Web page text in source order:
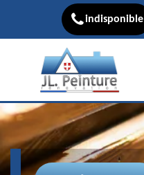
indisponible